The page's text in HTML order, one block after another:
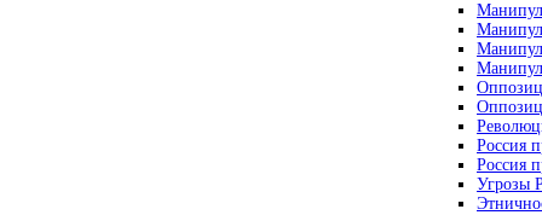
Россия
Россия
Угрозы